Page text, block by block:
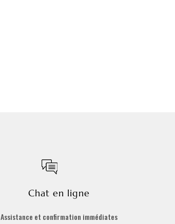
Chat en ligne
Assistance et confirmation immédiates